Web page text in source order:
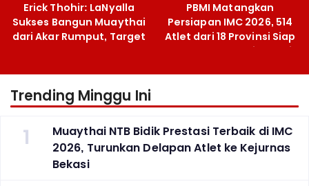
Erick Thohir: LaNyalla
Sukses Bangun Muaythai
dari Akar Rumput, Target
PBMI Matangkan
Persiapan IMC 2026, 514
Atlet dari 18 Provinsi Siap
Berlaga Besok di Bekasi
Trending Minggu Ini
1
Muaythai NTB Bidik Prestasi Terbaik di IMC
2026, Turunkan Delapan Atlet ke Kejurnas
Bekasi